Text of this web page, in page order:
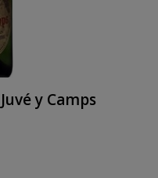
y Camps